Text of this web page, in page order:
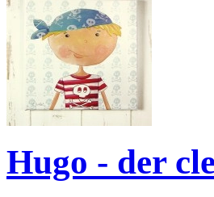
Hugo - der